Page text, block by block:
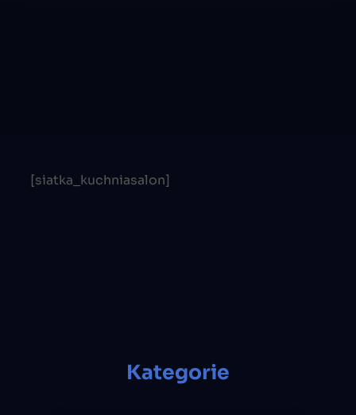
[siatka_kuchniasalon]
Kategorie